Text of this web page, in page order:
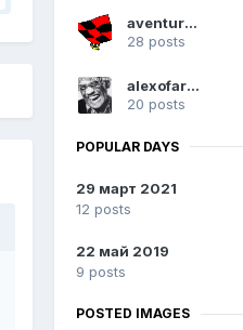
aventurado
28 posts
alexofarada
20 posts
POPULAR DAYS
29 март 2021
12 posts
22 май 2019
9 posts
POSTED IMAGES